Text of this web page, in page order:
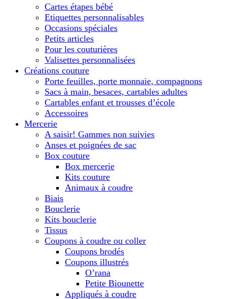
Cartes étapes bébé
Etiquettes personnalisables
Occasions spéciales
Petits articles
Pour les couturières
Valisettes personnalisées
Créations couture
Porte feuilles, porte monnaie, compagnons
Sacs à main, besaces, cartables adultes
Cartables enfant et trousses d’école
Accessoires
Mercerie
A saisir! Gammes non suivies
Anses et poignées de sac
Box couture
Box mercerie
Kits couture
Animaux à coudre
Biais
Bouclerie
Kits bouclerie
Tissus
Coupons à coudre ou coller
Coupons brodés
Coupons illustrés
O’rana
Petite Biounette
Appliqués à coudre